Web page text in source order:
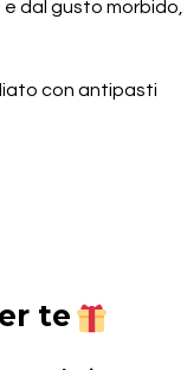
dal gusto morbido,
con antipasti
te